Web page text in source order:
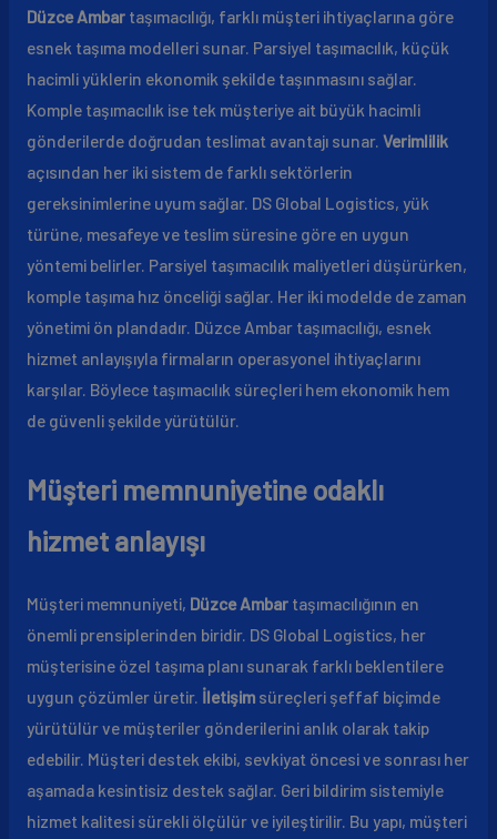
Düzce Ambartaşımacılığı, farklı müşteri ihtiyaçlarına göre
esnek taşıma modelleri sunar. Parsiyel taşımacılık, küçük
hacimli yüklerin ekonomik şekilde taşınmasını sağlar.
Komple taşımacılık ise tek müşteriye ait büyük hacimli
gönderilerde doğrudan teslimat avantajı sunar. Verimlilik
açısından her iki sistem de farklı sektörlerin
gereksinimlerine uyum sağlar. DS Global Logistics, yük
türüne, mesafeye ve teslim süresine göre en uygun
yöntemi belirler. Parsiyel taşımacılık maliyetleri düşürürken,
komple taşıma hız önceliği sağlar. Her iki modelde de zaman
yönetimi ön plandadır. Düzce Ambar taşımacılığı, esnek
hizmet anlayışıyla firmaların operasyonel ihtiyaçlarını
karşılar. Böylece taşımacılık süreçleri hem ekonomik hem
de güvenli şekilde yürütülür.
Müşteri memnuniyetine odaklı
hizmet anlayışı
Müşteri memnuniyeti, Düzce Ambartaşımacılığının en
önemli prensiplerinden biridir. DS Global Logistics, her
müşterisine özel taşıma planı sunarak farklı beklentilere
uygun çözümler üretir. İletişimsüreçleri şeffaf biçimde
yürütülür ve müşteriler gönderilerini anlık olarak takip
edebilir. Müşteri destek ekibi, sevkiyat öncesi ve sonrası her
aşamada kesintisiz destek sağlar. Geri bildirim sistemiyle
hizmet kalitesi sürekli ölçülür ve iyileştirilir. Bu yapı, müşteri